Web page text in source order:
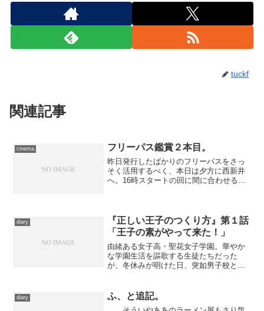
tuckf
関連記事
cinema フリーパス鑑賞２本目。
昨日発行したばかりのフリーパスをさっ
そく活用するべく、本日は夕方に西新井
へ。16時スタートの回に間に合わせるべ
50分でした。都合3...
diary
『正しい王子のつくり方』第１話
「王子の素がやって来た！」
由緒ある女子高・聖花女子学園。華やか
な学園生活を謳歌する生徒たちだった
が、冬休みが明けた日、突如男子校と合
たちだったが、現れたのは到底名門校の
生徒とは思えない、外見...
diary ふ、と追記。